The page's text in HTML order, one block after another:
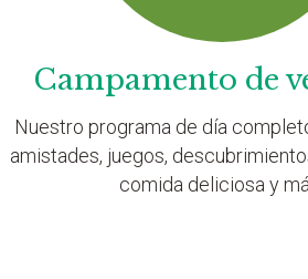
Campamento de
Nuestro programa de día
amistades, juegos,
comida deliciosa y